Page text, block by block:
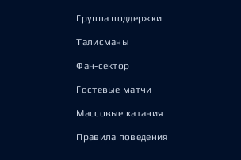
Группа поддержки
Талисманы
Фан-сектор
Гостевые матчи
Массовые катания
Правила поведения